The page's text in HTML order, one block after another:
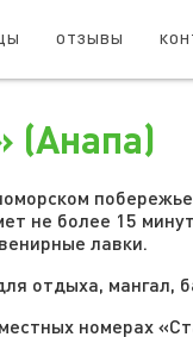
ОТЗЫВЫ
(Анапа)
не более 15
лавки.
отдыха, мангал,
номерах